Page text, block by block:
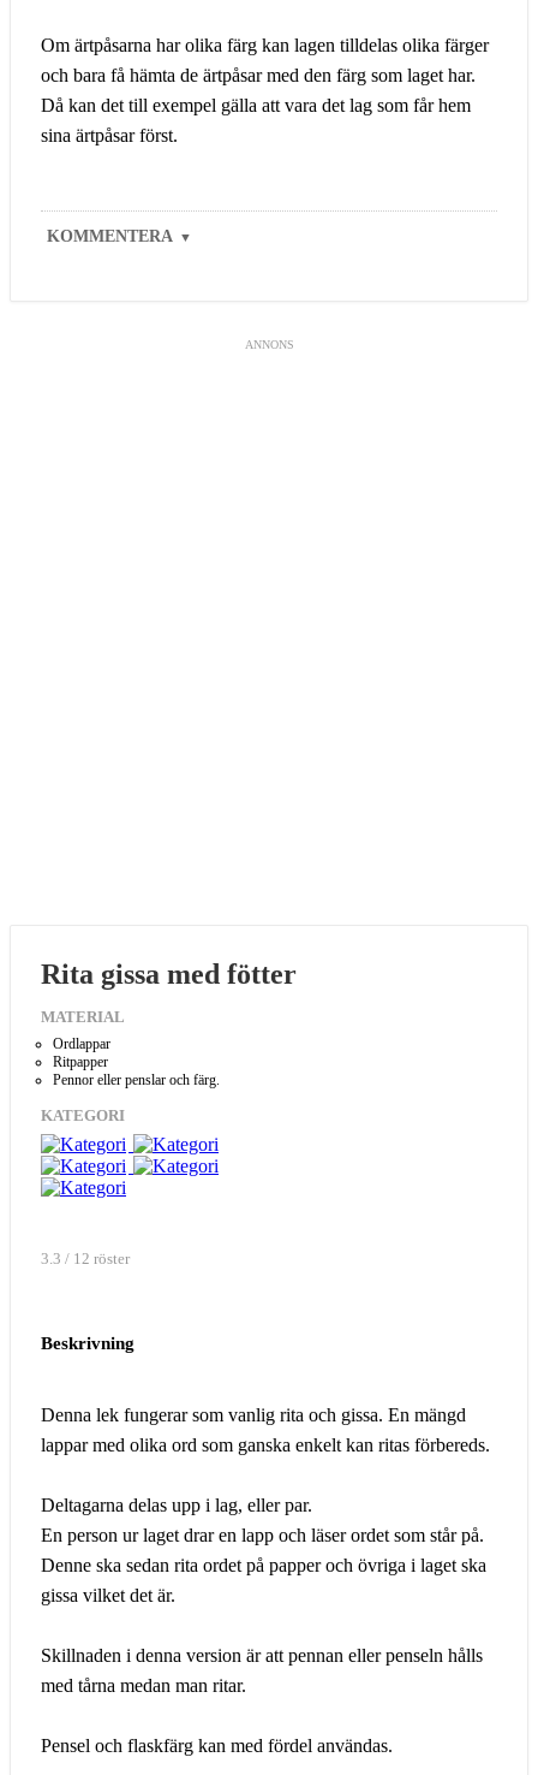
Om ärtpåsarna har olika färg kan lagen tilldelas olika färger
och bara få hämta de ärtpåsar med den färg som laget har.
Då kan det till exempel gälla att vara det lag som får hem
sina ärtpåsar först.
KOMMENTERA ▼
ANNONS
Rita gissa med fötter
MATERIAL
Ordlappar
Ritpapper
Pennor eller penslar och färg.
KATEGORI
3.3 / 12 röster
Beskrivning
Denna lek fungerar som vanlig rita och gissa. En mängd
lappar med olika ord som ganska enkelt kan ritas förbereds.
Deltagarna delas upp i lag, eller par.
En person ur laget drar en lapp och läser ordet som står på.
Denne ska sedan rita ordet på papper och övriga i laget ska
gissa vilket det är.
Skillnaden i denna version är att pennan eller penseln hålls
med tårna medan man ritar.
Pensel och flaskfärg kan med fördel användas.